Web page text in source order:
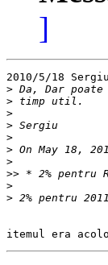
]
2010/5/18
>
>
>
>
>
> On May 18,
>
>>
>
>